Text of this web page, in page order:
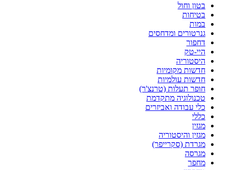
בטון וחול
בטיחות
במות
גנרטורים ומדחסים
דחפור
היי-טק
היסטוריה
חדשות מקומיות
חדשות עולמיות
חופר תעלות (טרנצ'ר)
טכנולוגיה מתקדמת
כלי עבודה ואביזרים
כללי
מגזין
מגזין והיסטוריה
מגרדת (סקרייפר)
מגרסה
מחפר